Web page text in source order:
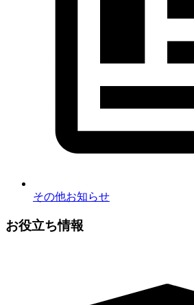
その他お知らせ
お役立ち情報